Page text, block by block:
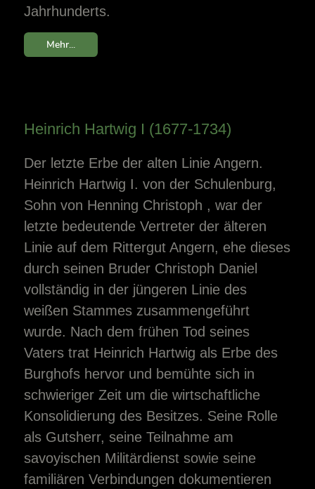
Jahrhunderts.
Mehr...
Heinrich Hartwig I (1677-1734)
Der letzte Erbe der alten Linie Angern.
Heinrich Hartwig I. von der Schulenburg,
Sohn von Henning Christoph , war der
letzte bedeutende Vertreter der älteren
Linie auf dem Rittergut Angern, ehe dieses
durch seinen Bruder Christoph Daniel
vollständig in der jüngeren Linie des
weißen Stammes zusammengeführt
wurde. Nach dem frühen Tod seines
Vaters trat Heinrich Hartwig als Erbe des
Burghofs hervor und bemühte sich in
schwieriger Zeit um die wirtschaftliche
Konsolidierung des Besitzes. Seine Rolle
als Gutsherr, seine Teilnahme am
savoyischen Militärdienst sowie seine
familiären Verbindungen dokumentieren